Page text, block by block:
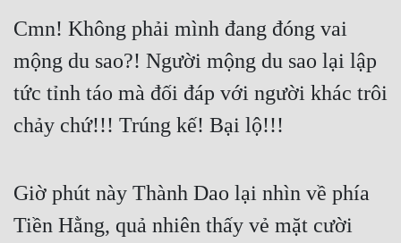
Cmn! Không phải mình đang đóng vai
mộng du sao?! Người mộng du sao lại lập
tức tỉnh táo mà đối đáp với người khác trôi
chảy chứ!!! Trúng kế! Bại lộ!!!
Giờ phút này Thành Dao lại nhìn về phía
Tiền Hằng, quả nhiên thấy vẻ mặt cười